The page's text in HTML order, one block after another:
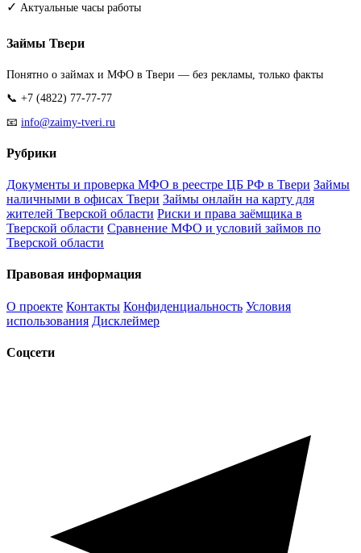
✓ Актуальные часы работы
Займы Твери
Понятно о займах и МФО в Твери — без рекламы, только факты
📞 +7 (4822) 77-77-77
📧 info@zaimy-tveri.ru
Рубрики
Документы и проверка МФО в реестре ЦБ РФ в Твери Займы
наличными в офисах Твери Займы онлайн на карту для
жителей Тверской области Риски и права заёмщика в
Тверской области Сравнение МФО и условий займов по
Тверской области
Правовая информация
О проекте Контакты Конфиденциальность Условия
использования Дисклеймер
Соцсети